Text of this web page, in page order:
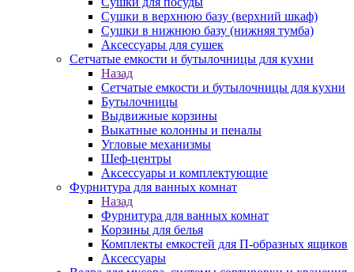
Сушки в верхнюю базу (верхний шкаф)
Сушки в нижнюю базу (нижняя тумба)
Аксессуары для сушек
Сетчатые емкости и бутылочницы для кухни
Назад
Сетчатые емкости и бутылочницы для кухни
Бутылочницы
Выдвижные корзины
Выкатные колонны и пеналы
Угловые механизмы
Шеф-центры
Аксессуары и комплектующие
Фурнитура для ванных комнат
Назад
Фурнитура для ванных комнат
Корзины для белья
Комплекты емкостей для П-образных ящиков
Аксессуары